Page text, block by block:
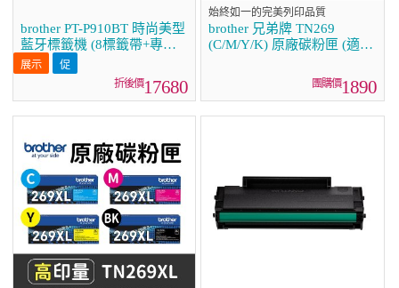
brother PT-P910BT 時尚美型
藍牙標籤機 (8標籤帶+專用
收納盒)｜360dpi高解析/支援
3.6cm寬版/美感手作首選
17680
始終如一的完美列印品質
brother 兄弟牌 TN269
(C/M/Y/K) 原廠碳粉匣 (適用
1890